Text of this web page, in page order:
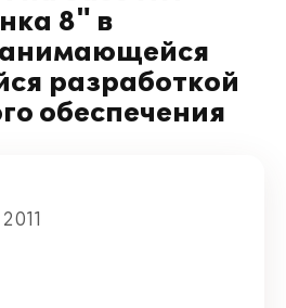
8" в
разработкой
обеспечения